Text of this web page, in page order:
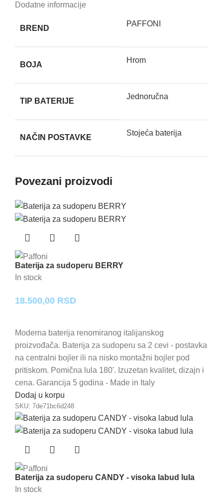
Dodatne informacije
BREND
PAFFONI
BOJA
Hrom
TIP BATERIJE
Jednoručna
NAČIN POSTAVKE
Stojeća baterija
Povezani proizvodi
Baterija za sudoperu BERRY
In stock
18.500,00 RSD
Moderna baterija renomiranog italijanskog
proizvođača. Baterija za sudoperu sa 2 cevi - postavka
na centralni bojler ili na nisko montažni bojler pod
pritiskom. Pomična lula 180'. Izuzetan kvalitet, dizajn i
cena. Garancija 5 godina - Made in Italy
Dodaj u korpu
SKU: 7de71bc6d248
Baterija za sudoperu CANDY - visoka labud lula
In stock